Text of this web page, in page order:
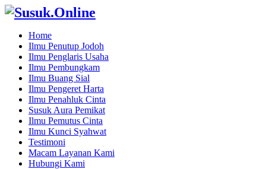
Home
Ilmu Penutup Jodoh
Ilmu Penglaris Usaha
Ilmu Pembungkam
Ilmu Buang Sial
Ilmu Pengeret Harta
Ilmu Penahluk Cinta
Susuk Aura Pemikat
Ilmu Pemutus Cinta
Ilmu Kunci Syahwat
Testimoni
Macam Layanan Kami
Hubungi Kami